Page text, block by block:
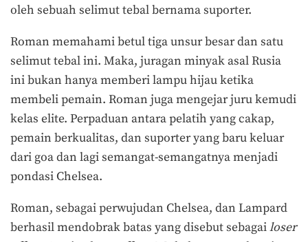
oleh sebuah selimut tebal bernama suporter.
Roman memahami betul tiga unsur besar dan satu
selimut tebal ini. Maka, juragan minyak asal Rusia
ini bukan hanya memberi lampu hijau ketika
membeli pemain. Roman juga mengejar juru kemudi
kelas elite. Perpaduan antara pelatih yang cakap,
pemain berkualitas, dan suporter yang baru keluar
dari goa dan lagi semangat-semangatnya menjadi
pondasi Chelsea.
Roman, sebagai perwujudan Chelsea, dan Lampard
berhasil mendobrak batas yang disebut sebagailoser